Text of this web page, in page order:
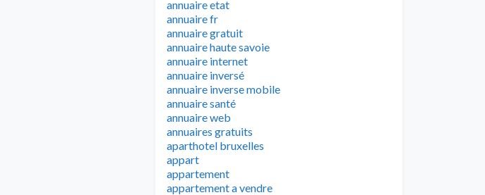
annuaire etat
annuaire fr
annuaire gratuit
annuaire haute savoie
annuaire internet
annuaire inversé
annuaire inverse mobile
annuaire santé
annuaire web
annuaires gratuits
aparthotel bruxelles
appart
appartement
appartement a vendre